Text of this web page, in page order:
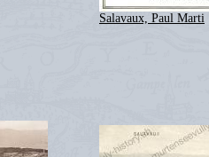
Salavaux, Paul Marti